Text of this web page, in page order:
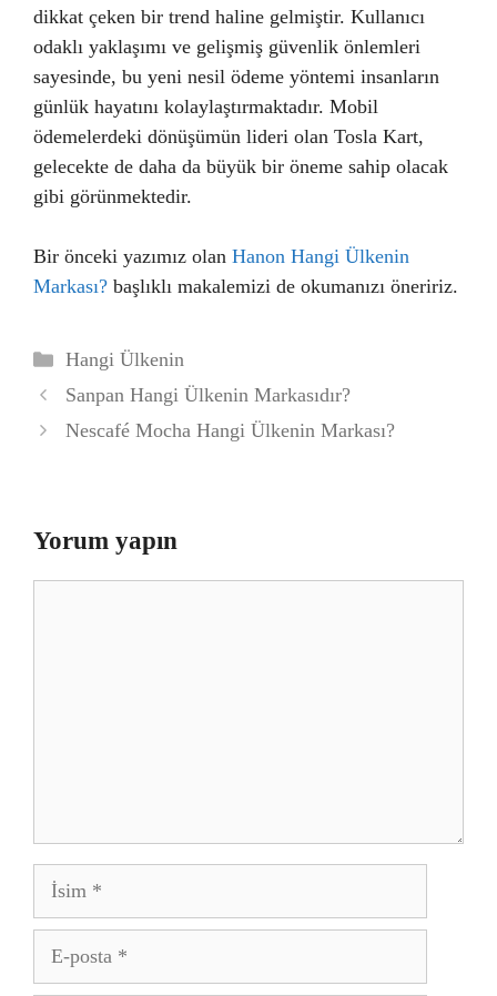
dikkat çeken bir trend haline gelmiştir. Kullanıcı
odaklı yaklaşımı ve gelişmiş güvenlik önlemleri
sayesinde, bu yeni nesil ödeme yöntemi insanların
günlük hayatını kolaylaştırmaktadır. Mobil
ödemelerdeki dönüşümün lideri olan Tosla Kart,
gelecekte de daha da büyük bir öneme sahip olacak
gibi görünmektedir.
Bir önceki yazımız olan Hanon Hangi Ülkenin
Markası? başlıklı makalemizi de okumanızı öneririz.
Kategoriler
Hangi Ülkenin
Sanpan Hangi Ülkenin Markasıdır?
Nescafé Mocha Hangi Ülkenin Markası?
Yorum yapın
İsim
posta